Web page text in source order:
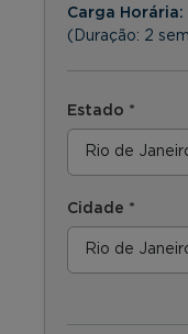
Carga Horária:
(Duração: 2
Estado *
Cidade *